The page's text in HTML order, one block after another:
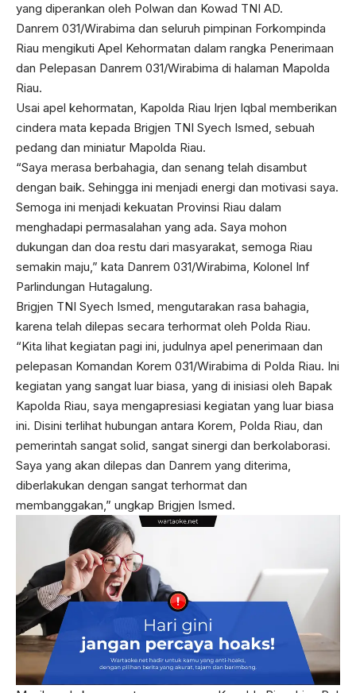
yang diperankan oleh Polwan dan Kowad TNI AD.
Danrem 031/Wirabima dan seluruh pimpinan Forkompinda
Riau mengikuti Apel Kehormatan dalam rangka Penerimaan
dan Pelepasan Danrem 031/Wirabima di halaman Mapolda
Riau.
Usai apel kehormatan, Kapolda Riau Irjen Iqbal memberikan
cindera mata kepada Brigjen TNI Syech Ismed, sebuah
pedang dan miniatur Mapolda Riau.
“Saya merasa berbahagia, dan senang telah disambut
dengan baik. Sehingga ini menjadi energi dan motivasi saya.
Semoga ini menjadi kekuatan Provinsi Riau dalam
menghadapi permasalahan yang ada. Saya mohon
dukungan dan doa restu dari masyarakat, semoga Riau
semakin maju,” kata Danrem 031/Wirabima, Kolonel Inf
Parlindungan Hutagalung.
Brigjen TNI Syech Ismed, mengutarakan rasa bahagia,
karena telah dilepas secara terhormat oleh Polda Riau.
“Kita lihat kegiatan pagi ini, judulnya apel penerimaan dan
pelepasan Komandan Korem 031/Wirabima di Polda Riau. Ini
kegiatan yang sangat luar biasa, yang di inisiasi oleh Bapak
Kapolda Riau, saya mengapresiasi kegiatan yang luar biasa
ini. Disini terlihat hubungan antara Korem, Polda Riau, dan
pemerintah sangat solid, sangat sinergi dan berkolaborasi.
Saya yang akan dilepas dan Danrem yang diterima,
diberlakukan dengan sangat terhormat dan
membanggakan,” ungkap Brigjen Ismed.